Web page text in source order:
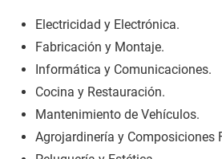
Electricidad y Electrónica.
Fabricación y Montaje.
Informática y Comunicaciones.
Cocina y Restauración.
Mantenimiento de Vehículos.
Agrojardinería y Composiciones